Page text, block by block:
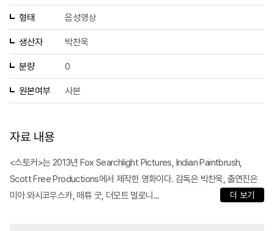
형태 음성영상
생산자 박찬욱
분량 0
원본여부 사본
자료 내용
<스토커>는 2013년 Fox Searchlight Pictures, Indian Paintbrush,
Scott Free Productions에서 제작한 영화이다. 감독은 박찬욱, 출연진은
미아 와시코우스카, 매튜 굿, 더모트 멀로니...
더 보기